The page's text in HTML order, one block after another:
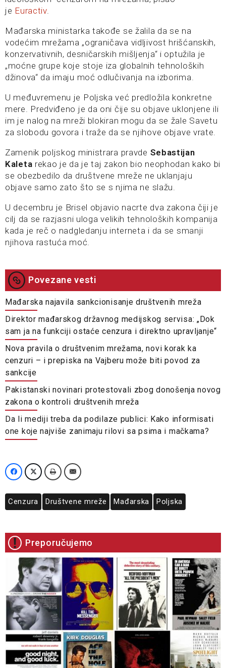
je Euractiv.
Mađarska ministarka takođe se žalila da se na
vodećim mrežama „ograničava vidljivost hrišćanskih,
konzervativnih, desničarskih mišljenja“ i optužila je
„moćne grupe koje stoje iza globalnih tehnoloških
džinova“ da imaju moć odlučivanja na izborima.
U međuvremenu je Poljska već predložila konkretne
mere. Predviđeno je da oni čije su objave uklonjene ili
im je nalog na mreži blokiran mogu da se žale Savetu
za slobodu govora i traže da se njihove objave vrate.
Zamenik poljskog ministrara pravde Sebastijan
Kaleta rekao je da je taj zakon bio neophodan kako bi
se obezbedilo da društvene mreže ne uklanjaju
objave samo zato što se s njima ne slažu.
U decembru je Brisel objavio nacrte dva zakona čiji je
cilj da se razjasni uloga velikih tehnoloških kompanija
kada je reč o nadgledanju interneta i da se smanji
njihova rastuća moć.
Povezane vesti
Mađarska najavila sankcionisanje društvenih mreža
Direktor mađarskog državnog medijskog servisa: „Dok
sam ja na funkciji ostaće cenzura i direktno upravljanje“
Nova pravila o društvenim mrežama, novi korak ka
cenzuri – i prepiska na Vajberu može biti povod za
sankcije
Pakistanski novinari protestovali zbog donošenja novog
zakona o kontroli društvenih mreža
Da li mediji treba da podilaze publici: Kako informisati
one koje najviše zanimaju rilovi sa psima i mačkama?
Cenzura Društvene mreže Mađarska Poljska
Preporučujemo